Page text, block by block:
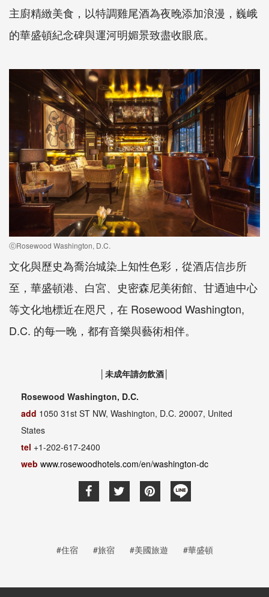
主廚精緻美食，以特調雞尾酒為夜晚添加浪漫，巍峨
的華盛頓紀念碑與運河明媚景致盡收眼底。
ⓒRosewood Washington, D.C.
文化與歷史為喬治城染上知性色彩，從酒店信步所
至，華盛頓港、白宮、史密森尼美術館、甘迺迪中心
等文化地標近在咫尺，在 Rosewood Washington,
D.C. 的每一晚，都有音樂與藝術相伴。
│未成年請勿飲酒│
Rosewood Washington, D.C.
add 1050 31st ST NW, Washington, D.C. 20007, United
States
tel +1-202-617-2400
web www.rosewoodhotels.com/en/washington-dc
#住宿 #旅宿 #美國旅遊 #華盛頓